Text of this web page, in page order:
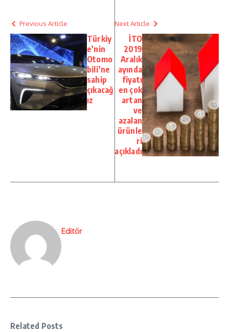
Previous Article
Türkiy
e’nin
Otomo
bili’ne
sahip
çıkacağ
ız
Next Article
İTO
2019
Aralık
ayında
fiyatı
en çok
artan
ve
azalan
ürünle
ri
açıkladı
Editör
Related Posts